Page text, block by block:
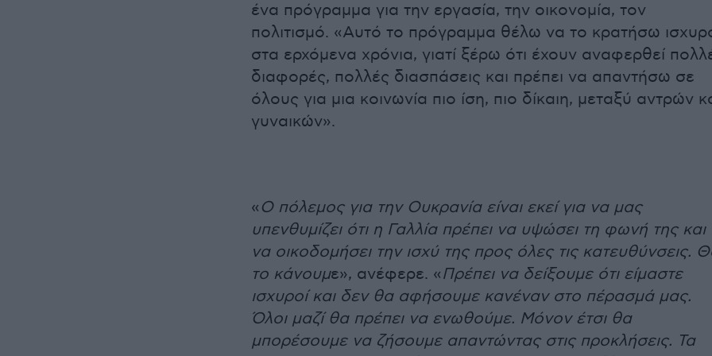
ένα πρόγραμμα για την εργασία, την οικονομία, τον
πολιτισμό. «Αυτό το πρόγραμμα θέλω να το κρατήσω
στα ερχόμενα χρόνια, γιατί ξέρω ότι έχουν αναφερθεί
διαφορές, πολλές διασπάσεις και πρέπει να απαντήσω σε
όλους για μια κοινωνία πιο ίση, πιο δίκαιη, μεταξύ αντρών
γυναικών».
« Ο πόλεμος για την Ουκρανία είναι εκεί για να μας
υπενθυμίζει ότι η Γαλλία πρέπει να υψώσει τη φωνή της και
να οικοδομήσει την ισχύ της προς όλες τις κατευθύνσεις.
το κάνουμε», ανέφερε. «Πρέπει να δείξουμε ότι είμαστε
ισχυροί και δεν θα αφήσουμε κανέναν στο πέρασμά μας.
Όλοι μαζί θα πρέπει να ενωθούμε. Μόνον έτσι θα
μπορέσουμε να ζήσουμε απαντώντας στις προκλήσεις. Τα